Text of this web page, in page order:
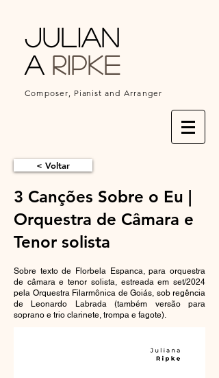
Julian
a Ripke
Composer, Pianist and Arranger
< Voltar
3 Canções Sobre o Eu​​ |
Orquestra de Câmara e
Tenor solista
Sobre texto de Florbela Espanca, para orquestra
de câmara e tenor solista, estreada em set/2024
pela Orquestra Filarmônica de Goiás, sob regência
de Leonardo Labrada (também versão para
soprano e trio clarinete, trompa e fagote).